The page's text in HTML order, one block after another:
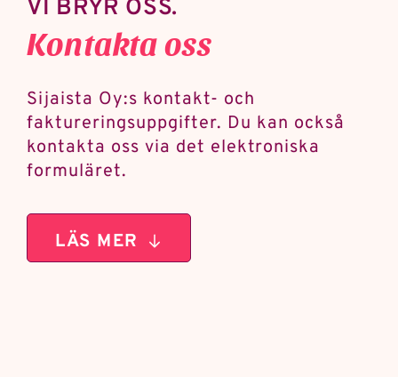
VI BRYR OSS.
Kontakta oss
Sijaista Oy:s kontakt- och
faktureringsuppgifter. Du kan också
kontakta oss via det elektroniska
formuläret.
LÄS MER